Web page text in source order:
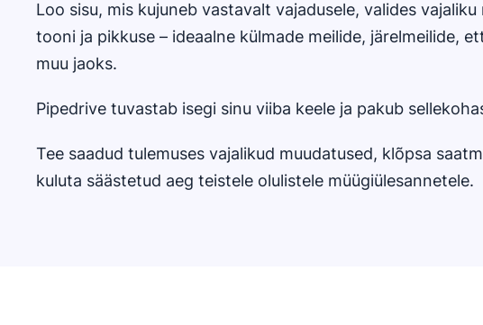
Loo sisu, mis kujuneb vastavalt vajadusele, valides vajaliku
tooni ja pikkuse – ideaalne külmade meilide, järelmeilide,
muu jaoks.
Pipedrive tuvastab isegi sinu viiba keele ja pakub
Tee saadud tulemuses vajalikud muudatused, klõpsa
kuluta säästetud aeg teistele olulistele müügiülesannetele.